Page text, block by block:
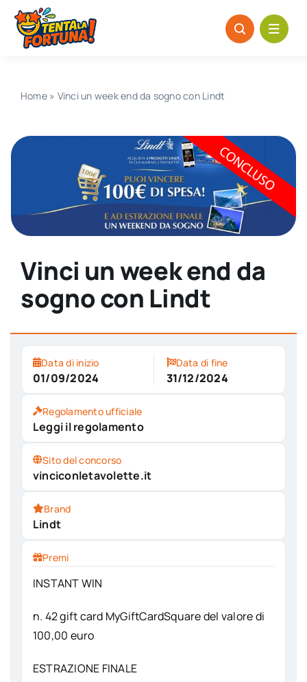
Salta
contenuto
Home» Vinci un week end da sogno con Lindt
Vinci un week end da
sogno con Lindt
Data di inizio
01/09/2024
Data di fine
31/12/2024
Regolamento ufficiale
Leggi il regolamento
Sito del concorso
vinciconletavolette.it
Brand
Lindt
Premi
INSTANT WIN
n. 42 gift card MyGiftCardSquare del valore di
100,00 euro
ESTRAZIONE FINALE